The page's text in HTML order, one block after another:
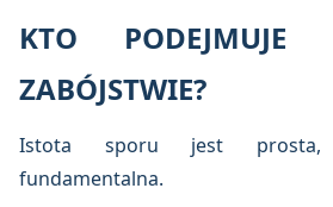
KTO PODEJMUJE
ZABÓJSTWIE?
Istota sporu jest prosta,
fundamentalna.